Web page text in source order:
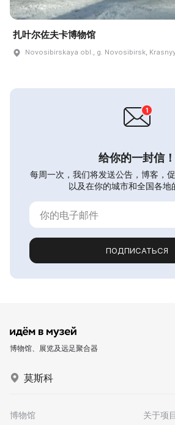
扎叶尔佐夫卡博物馆
Novosibirskaya obl., g. Novosibirsk,
给你的一封信！
每周一次，我们将发送公告，博客，
以及在你的城市和全国各地
ПОДПИСАТЬСЯ
博物馆、展览及远足聚合器
莫斯科
博物馆
关于项目